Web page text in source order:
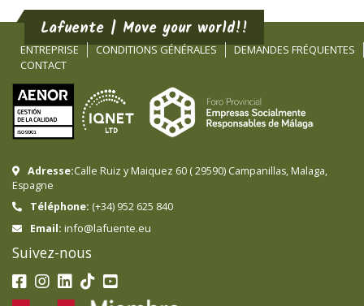
Lafuente | Move your world!!
ENTREPRISE CONDITIONS GÉNÉRALES
DEMANDES FRÉQUENTES
CONTACT
Adresse:Calle Ruiz y Maiquez 60 (29590) Campanillas, Malaga,
Espagne
Téléphone: (+34) 952 625 840
Email: info@lafuente.eu
Suivez-nous